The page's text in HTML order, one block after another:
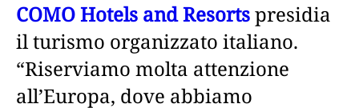
COMO Hotels and Resortspresidia
il turismo organizzato italiano.
“Riserviamo molta attenzione
all’Europa, dove abbiamo